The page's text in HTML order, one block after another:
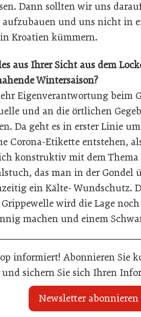
Dann sollten wir uns
und uns nicht in
Kroatien kümmern.
aus Ihrer Sicht aus dem
Wintersaison?
Eigenverantwortung beim
und an die örtlichen
Da geht es in erster Linie
Corona-Etikette entstehen,
konstruktiv mit dem Thema
das man in der Gondel
ein Kälte- Wundschutz.
wird die Lage
machen und einem
informiert! Abonnieren Sie
sichern Sie sich Ihren
Newsletter abonnieren